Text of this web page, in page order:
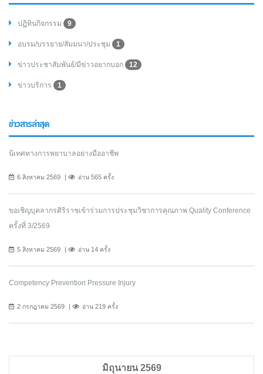
ปฏิทินกิจกรรม 9
อบรม/บรรยาย/สัมมนา/ประชุม 1
ข่าวประชาสัมพันธ์/มีข่าวอยากบอก 12
ข่าวบริการ 1
ข่าวสารล่าสุด
นิเทศทางการพยาบาลอย่างมืออาชีพ
6 สิงหาคม 2569 อ่าน 565 ครั้ง
ขอเชิญบุคลากรศิริราชเข้าร่วมการประชุมวิชาการคุณภาพ Quality Conference
ครั้งที่ 3/2569
5 สิงหาคม 2569 อ่าน 14 ครั้ง
Competency Prevention Pressure Injury
2 กรกฎาคม 2569 อ่าน 219 ครั้ง
มิถุนายน 2569